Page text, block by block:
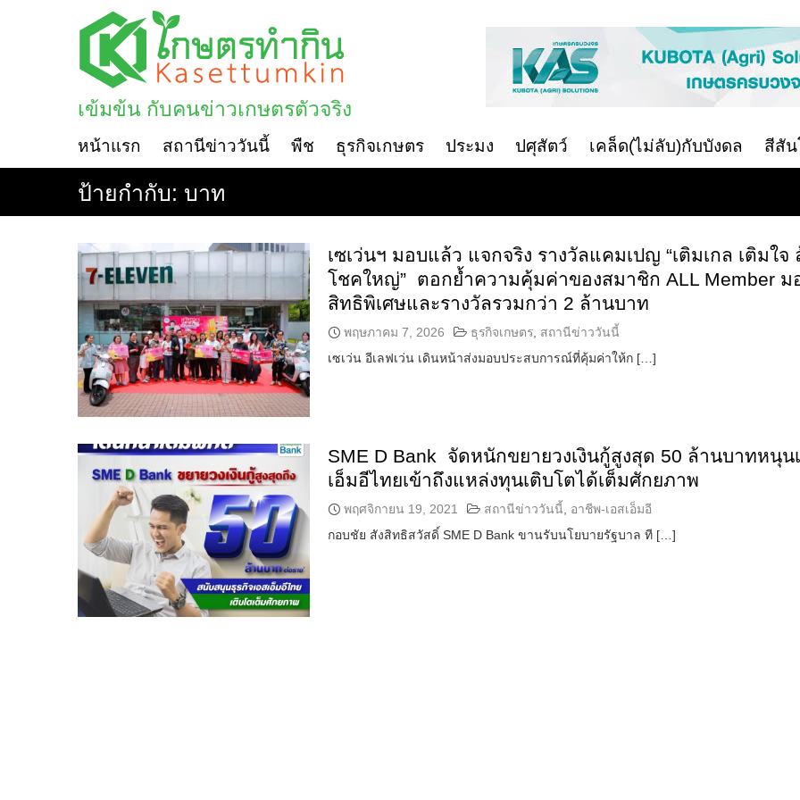
เข้มข้น กับคนข่าวเกษตรตัวจริง
หน้าแรก สถานีข่าววันนี้ พืช ธุรกิจเกษตร ประมง ปศุสัตว์ เคล็ด(ไม่ลับ)กับบังดล สีสัน
ป้ายกำกับ: บาท
เซเว่นฯ มอบแล้ว แจกจริง รางวัลแคมเปญ “เติมเกล เติมใจ
โชคใหญ่” ตอกย้ำความคุ้มค่าของสมาชิก ALL Member ม
สิทธิพิเศษและรางวัลรวมกว่า 2 ล้านบาท
พฤษภาคม 7, 2026 ธุรกิจเกษตร, สถานีข่าววันนี้
เซเว่น อีเลฟเว่น เดินหน้าส่งมอบประสบการณ์ที่คุ้มค่าให้ก […]
SME D Bank จัดหนักขยายวงเงินกู้สูงสุด 50 ล้านบาทหนุน
เอ็มอีไทยเข้าถึงแหล่งทุนเติบโตได้เต็มศักยภาพ
พฤศจิกายน 19, 2021 สถานีข่าววันนี้
อาชีพ-เอสเอ็มอี
กอบชัย สังสิทธิสวัสดิ์ SME D Bank ขานรับนโยบายรัฐบาล ที […]